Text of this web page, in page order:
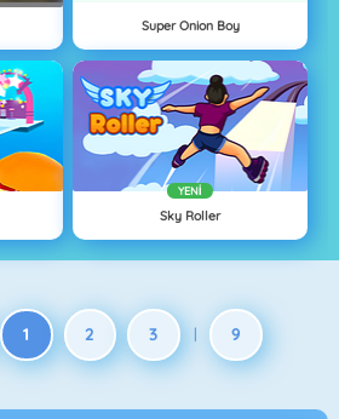
Super Onion Boy
YENI
Sky Roller
1 2 3 | 9